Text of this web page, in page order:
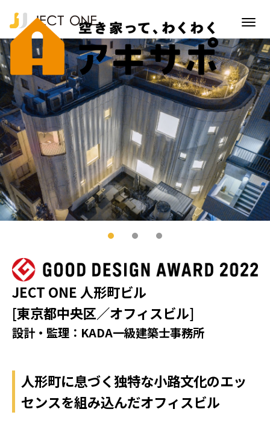
JECT ONE 人形町ビル
[東京都中央区／オフィスビル]
設計・監理：KADA一級建築士事務所
人形町に息づく独特な小路文化のエッ
センスを組み込んだオフィスビル